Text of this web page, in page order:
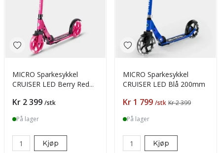
MICRO Sparkesykkel
CRUISER LED Berry Red
Pris
Kr 2 399 /stk
På lager
Kjøp
MICRO Sparkesykkel
CRUISER LED Blå 200mm
Pris
Kr 1 799 /stk Kr 2 399
På lager
Kjøp